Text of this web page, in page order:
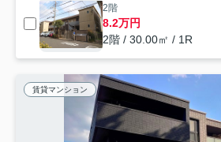
2階
8.2万円
2階 / 30.00㎡ / 1R
賃貸マンション